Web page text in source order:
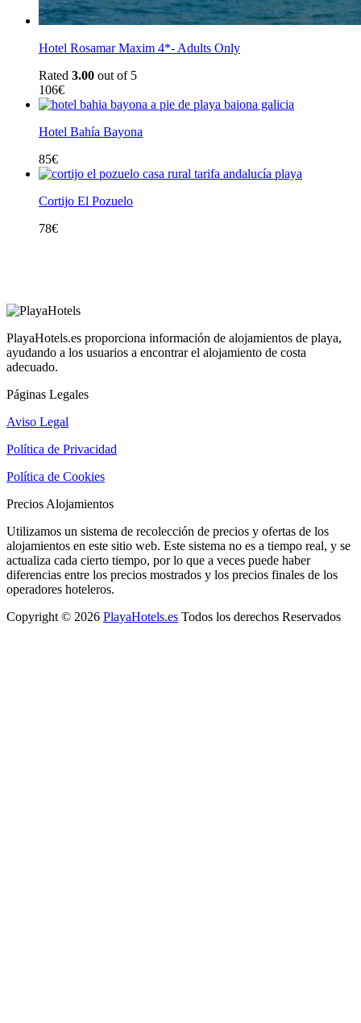
Hotel Rosamar Maxim 4*- Adults Only
Rated 3.00 out of 5
106€
Hotel Bahía Bayona
85€
Cortijo El Pozuelo
78€
PlayaHotels.es proporciona información de alojamientos de playa,
ayudando a los usuarios a encontrar el alojamiento de costa
adecuado.
Páginas Legales
Aviso Legal
Política de Privacidad
Política de Cookies
Precios Alojamientos
Utilizamos un sistema de recolección de precios y ofertas de los
alojamientos en este sitio web. Este sistema no es a tiempo real, y se
actualiza cada cierto tiempo, por lo que a veces puede haber
diferencias entre los precios mostrados y los precios finales de los
operadores hoteleros.
Copyright © 2026 PlayaHotels.es Todos los derechos Reservados